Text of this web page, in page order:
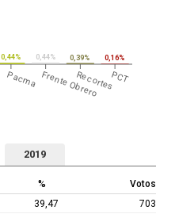
Pacma Frente Obrero
RecortesPCT
0,44% 0,44% 0,39% 0,16%
2019
% Votos
39,47 703